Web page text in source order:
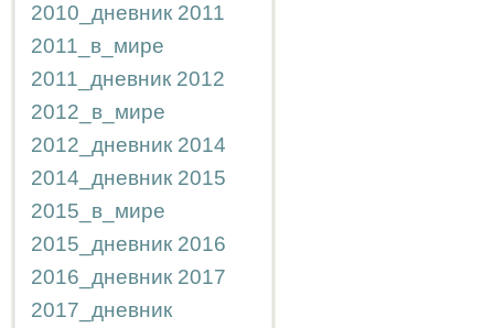
2010_дневник 2011
2011_в_мире
2011_дневник 2012
2012_в_мире
2012_дневник 2014
2014_дневник 2015
2015_в_мире
2015_дневник 2016
2016_дневник 2017
2017_дневник